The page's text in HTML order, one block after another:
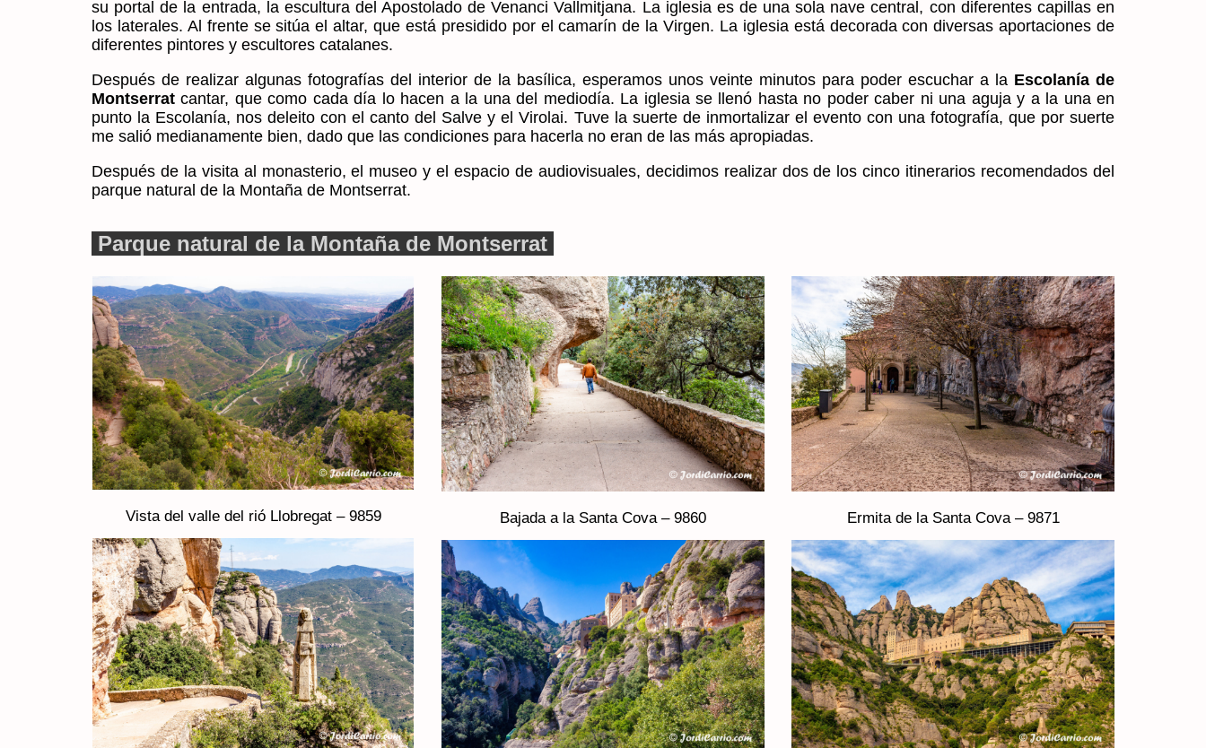
su portal de la entrada, la escultura del Apostolado de Venanci Vallmitjana. La iglesia es de una sola nave central, con diferentes capillas en
los laterales. Al frente se sitúa el altar, que está presidido por el camarín de la Virgen. La iglesia está decorada con diversas aportaciones de
diferentes pintores y escultores catalanes.
Después de realizar algunas fotografías del interior de la basílica, esperamos unos veinte minutos para poder escuchar a la Escolanía de
Montserrat cantar, que como cada día lo hacen a la una del mediodía. La iglesia se llenó hasta no poder caber ni una aguja y a la una en
punto la Escolanía, nos deleito con el canto del Salve y el Virolai. Tuve la suerte de inmortalizar el evento con una fotografía, que por suerte
me salió medianamente bien, dado que las condiciones para hacerla no eran de las más apropiadas.
Después de la visita al monasterio, el museo y el espacio de audiovisuales, decidimos realizar dos de los cinco itinerarios recomendados del
parque natural de la Montaña de Montserrat.
Parque natural de la Montaña de Montserrat
Vista del valle del rió Llobregat – 9859 Bajada a la Santa Cova – 9860 Ermita de la Santa Cova – 9871